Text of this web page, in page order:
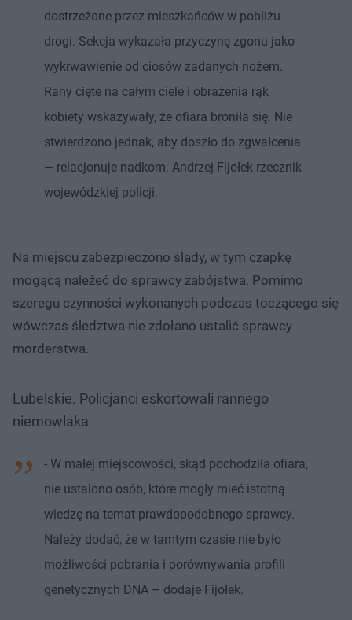
dostrzeżone przez mieszkańców w pobliżu
drogi. Sekcja wykazała przyczynę zgonu jako
wykrwawienie od ciosów zadanych nożem.
Rany cięte na całym ciele i obrażenia rąk
kobiety wskazywały, że ofiara broniła się. Nie
stwierdzono jednak, aby doszło do zgwałcenia
— relacjonuje nadkom. Andrzej Fijołek rzecznik
wojewódzkiej policji.
Na miejscu zabezpieczono ślady, w tym czapkę
mogącą należeć do sprawcy zabójstwa. Pomimo
szeregu czynności wykonanych podczas toczącego się
wówczas śledztwa nie zdołano ustalić sprawcy
morderstwa.
Lubelskie. Policjanci eskortowali rannego
niemowlaka
- W małej miejscowości, skąd pochodziła ofiara,
nie ustalono osób, które mogły mieć istotną
wiedzę na temat prawdopodobnego sprawcy.
Należy dodać, że w tamtym czasie nie było
możliwości pobrania i porównywania profili
genetycznych DNA – dodaje Fijołek.